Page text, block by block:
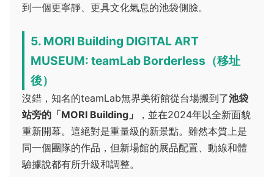
到一個更寧靜、更具文化氣息的池袋側臉。
5. MORI Building DIGITAL ART
MUSEUM: teamLab Borderless（移址
後）
沒錯，知名的teamLab無界美術館從台場搬到了池袋
站旁的「MORI Building」
，並在2024年以全新面貌
重新開幕。這絕對是重量級的新景點。雖然本質上是
同一個團隊的作品，但新場館的展品配置、動線和體
驗據說都有所升級和調整。